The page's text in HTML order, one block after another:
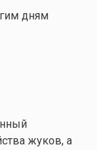
дням
жуков, а